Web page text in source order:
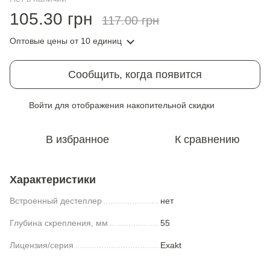
105.30 грн 117.00 грн
Оптовые цены от 10 единиц
Сообщить, когда появится
Войти для отображения накопительной скидки
В избранное К сравнению
Характеристики
Встроенный дестеплер нет
Глубина скрепления, мм 55
Лицензия/серия Exakt